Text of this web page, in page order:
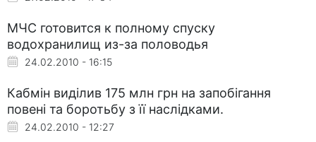
МЧС готовится к полному спуску
водохранилищ из-за половодья
24.02.2010 - 16:15
Кабмін виділив 175 млн грн на запобігання
повені та боротьбу з її наслідками.
24.02.2010 - 12:27